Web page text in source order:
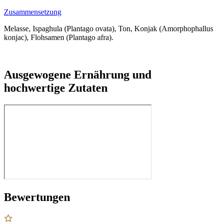
Zusammensetzung
Melasse, Ispaghula (Plantago ovata), Ton, Konjak (Amorphophallus
konjac), Flohsamen (Plantago afra).
Ausgewogene Ernährung und
hochwertige Zutaten
Bewertungen